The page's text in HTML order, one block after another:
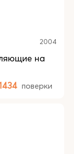
2004
на
поверки